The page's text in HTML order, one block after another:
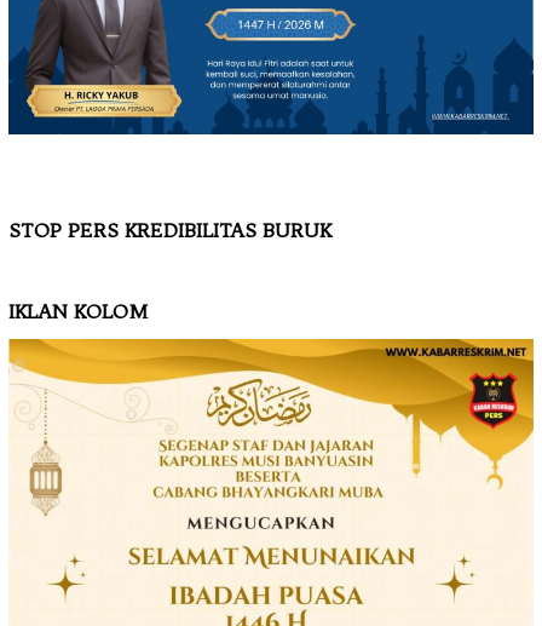
STOP PERS KREDIBILITAS BURUK
IKLAN KOLOM